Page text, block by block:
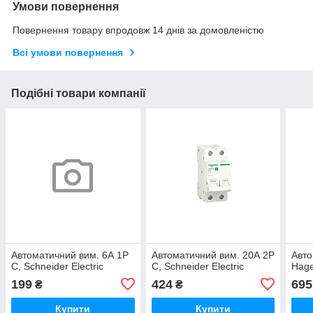
Умови повернення
Повернення товару впродовж 14 днів за домовленістю
Всі умови повернення
Подібні товари компанії
Автоматичний вим. 6А 1P
С, Schneider Electric
199 ₴
Купити
Автоматичний вим. 20А 2P
С, Schneider Electric
424₴
Купити
695